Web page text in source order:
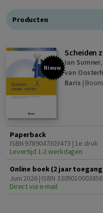
Producten
Nieuw
Scheiden
Ian Sumner,
van
Baris | Boom
Paperback
ISBN 9789047303473 | 1e druk
Levertijd 1-2 werkdagen
Online boek (2 jaar
Juni 2026 | ISBN
Direct via e-mail